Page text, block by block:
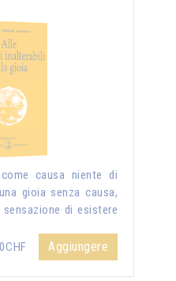
causa niente di
gioia senza causa,
di esistere
Aggiungere